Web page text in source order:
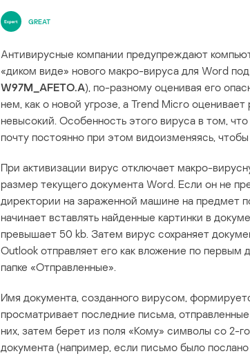
GREAT
Антивирусные компании предупреждают
«диком виде» нового макро-вируса для Word
W97M_AFETO.A), по-разному оценивая его
нем, как о новой угрозе, а Trend Micro
невысокий. Особенность этого вируса в том,
почту постоянно при этом видоизменяясь,
При активизации вирус отключает макро-
размер текущего документа Word. Если он не
директории на зараженной машине на предмет
начинает вставлять найденные картинки в
превышает 50 kb. Затем вирус сохраняет
Outlook отправляет его как вложение по
папке «Отправленные».
Имя документа, созданного вирусом,
просматривает последние письма,
них, затем берет из поля «Кому» символы со 2-
документа (например, если письмо было